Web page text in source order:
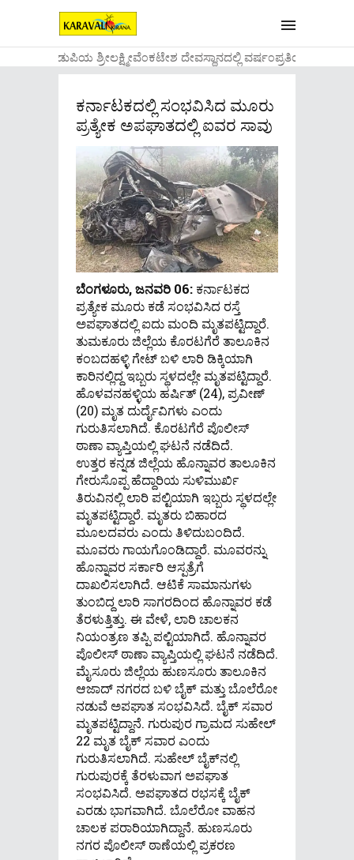
....ಉಡುಪಿಯ ಶ್ರೀಲಕ್ಷ್ಮೀವೆ೦ಕಟೇಶ ದೇವಸ್ಥಾನದಲ್ಲಿ ವರ್ಷ೦ಪ್ರತಿಯ
ಕರ್ನಾಟಕದಲ್ಲಿ ಸಂಭವಿಸಿದ ಮೂರು
ಪ್ರತ್ಯೇಕ ಅಪಘಾತದಲ್ಲಿ ಐವರ ಸಾವು
ಬೆಂಗಳೂರು, ಜನವರಿ 06: ಕರ್ನಾಟಕದ
ಪ್ರತ್ಯೇಕ ಮೂರು ಕಡೆ ಸಂಭವಿಸಿದ ರಸ್ತೆ
ಅಪಘಾತದಲ್ಲಿ ಐದು ಮಂದಿ ಮೃತಪಟ್ಟಿದ್ದಾರೆ.
ತುಮಕೂರು ಜಿಲ್ಲೆಯ ಕೊರಟಗೆರೆ ತಾಲೂಕಿನ
ಕಂಬದಹಳ್ಳಿ ಗೇಟ್ ಬಳಿ ಲಾರಿ ಡಿಕ್ಕಿಯಾಗಿ
ಕಾರಿನಲ್ಲಿದ್ದ ಇಬ್ಬರು ಸ್ಥಳದಲ್ಲೇ ಮೃತಪಟ್ಟಿದ್ದಾರೆ.
ಹೊಳವನಹಳ್ಳಿಯ ಹರ್ಷಿತ್ ​(24), ಪ್ರವೀಣ್ ​
(20) ಮೃತ ದುರ್ದೈವಿಗಳು ಎಂದು
ಗುರುತಿಸಲಾಗಿದೆ. ಕೊರಟಗೆರೆ ಪೊಲೀಸ್
ಠಾಣಾ ವ್ಯಾಪ್ತಿಯಲ್ಲಿ ಘಟನೆ ನಡೆದಿದೆ.
ಉತ್ತರ ಕನ್ನಡ ಜಿಲ್ಲೆಯ ಹೊನ್ನಾವರ ತಾಲೂಕಿನ
ಗೇರುಸೊಪ್ಪ ಹೆದ್ದಾರಿಯ ಸುಳಿಮುರ್ಖಿ
ತಿರುವಿನಲ್ಲಿ ಲಾರಿ ಪಲ್ಟಿಯಾಗಿ ಇಬ್ಬರು ಸ್ಥಳದಲ್ಲೇ
ಮೃತಪಟ್ಟಿದ್ದಾರೆ. ಮೃತರು ಬಿಹಾರದ
ಮೂಲದವರು ಎಂದು ತಿಳಿದುಬಂದಿದೆ.
ಮೂವರು ಗಾಯಗೊಂಡಿದ್ದಾರೆ. ಮೂವರನ್ನು
ಹೊನ್ನಾವರ ಸರ್ಕಾರಿ ಆಸ್ಪತ್ರೆಗೆ
ದಾಖಲಿಸಲಾಗಿದೆ. ಆಟಿಕೆ ಸಾಮಾನುಗಳು
ತುಂಬಿದ್ದ ಲಾರಿ ಸಾಗರದಿಂದ ಹೊನ್ನಾವರ ಕಡೆ
ತೆರಳುತ್ತಿತ್ತು. ಈ ವೇಳೆ, ಲಾರಿ ಚಾಲಕನ
ನಿಯಂತ್ರಣ ತಪ್ಪಿ ಪಲ್ಟಿಯಾಗಿದೆ. ಹೊನ್ನಾವರ
ಪೊಲೀಸ್​ ಠಾಣಾ ವ್ಯಾಪ್ತಿಯಲ್ಲಿ ಘಟನೆ ನಡೆದಿದೆ.
ಮೈಸೂರು ಜಿಲ್ಲೆಯ ಹುಣಸೂರು ತಾಲೂಕಿನ
ಆಜಾದ್ ನಗರದ ಬಳಿ ಬೈಕ್​ ಮತ್ತು ಬೊಲೆರೋ
ನಡುವೆ ಅಪಘಾತ ಸಂಭವಿಸಿದೆ. ಬೈಕ್ ಸವಾರ
ಮೃತಪಟ್ಟಿದ್ದಾನೆ. ಗುರುಪುರ ಗ್ರಾಮದ ಸುಹೇಲ್
22 ಮೃತ ಬೈಕ್​ ಸವಾರ ಎಂದು
ಗುರುತಿಸಲಾಗಿದೆ. ಸುಹೇಲ್ ಬೈಕ್​ನಲ್ಲಿ
ಗುರುಪುರಕ್ಕೆ ತೆರಳುವಾಗ ಅಪಘಾತ
ಸಂಭವಿಸಿದೆ. ಅಪಘಾತದ ರಭಸಕ್ಕೆ ಬೈಕ್
ಎರಡು ಭಾಗವಾಗಿದೆ. ಬೊಲೆರೋ ವಾಹನ
ಚಾಲಕ ಪರಾರಿಯಾಗಿದ್ದಾನೆ. ಹುಣಸೂರು
ನಗರ ಪೊಲೀಸ್ ಠಾಣೆಯಲ್ಲಿ ಪ್ರಕರಣ